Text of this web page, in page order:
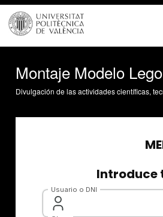
Montaje Modelo
Divulgación de las actividades científicas,